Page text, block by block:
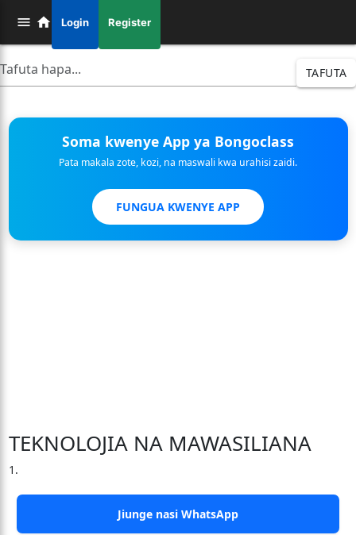
Login Register
TAFUTA
Soma kwenye App ya Bongoclass
Pata makala zote, kozi, na maswali kwa urahisi zaidi.
FUNGUA KWENYE APP
TEKNOLOJIA NA MAWASILIANA
1.
Jiunge nasi WhatsApp